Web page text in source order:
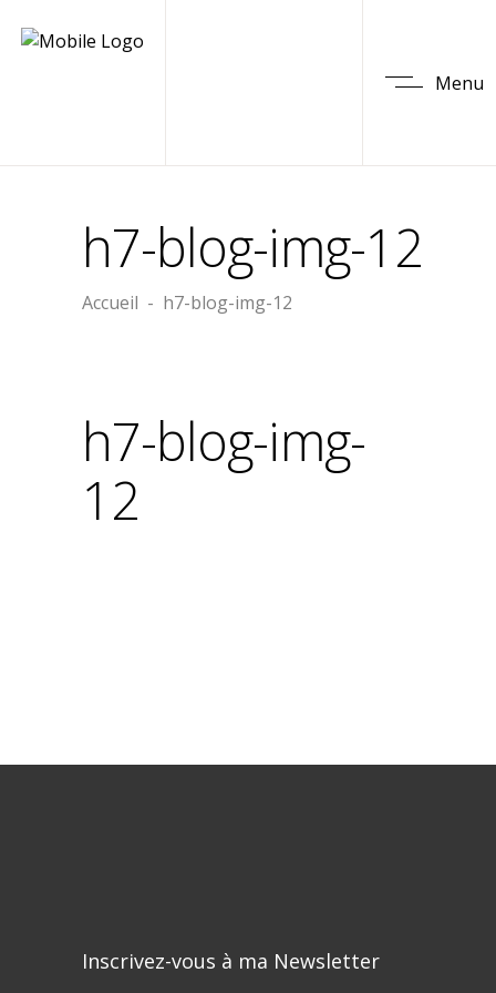
Menu
h7-blog-img-12
Accueil - h7-blog-img-12
h7-blog-img-
12
Inscrivez-vous à ma Newsletter